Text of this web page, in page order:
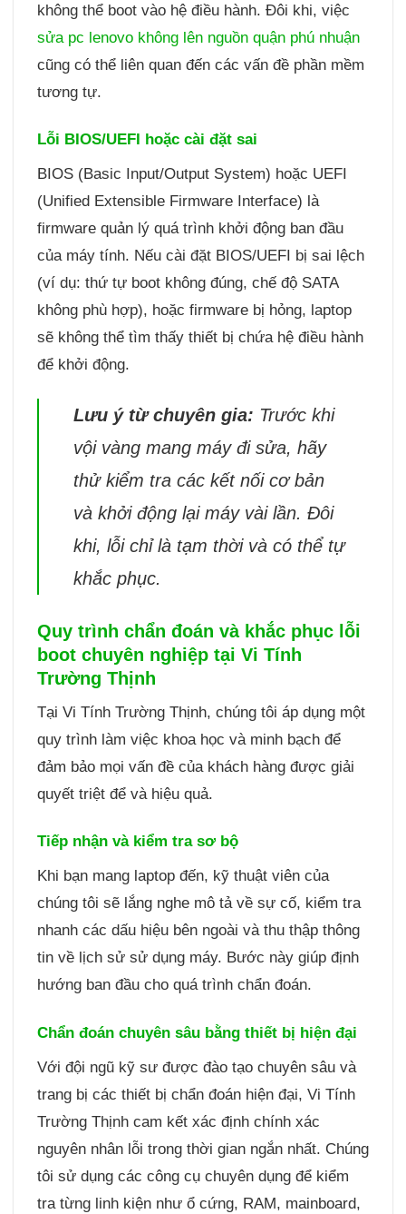
không thể boot vào hệ điều hành. Đôi khi, việc
sửa pc lenovo không lên nguồn quận phú nhuận
cũng có thể liên quan đến các vấn đề phần mềm
tương tự.
Lỗi BIOS/UEFI hoặc cài đặt sai
BIOS (Basic Input/Output System) hoặc UEFI
(Unified Extensible Firmware Interface) là
firmware quản lý quá trình khởi động ban đầu
của máy tính. Nếu cài đặt BIOS/UEFI bị sai lệch
(ví dụ: thứ tự boot không đúng, chế độ SATA
không phù hợp), hoặc firmware bị hỏng, laptop
sẽ không thể tìm thấy thiết bị chứa hệ điều hành
để khởi động.
Lưu ý từ chuyên gia: Trước khi
vội vàng mang máy đi sửa, hãy
thử kiểm tra các kết nối cơ bản
và khởi động lại máy vài lần. Đôi
khi, lỗi chỉ là tạm thời và có thể tự
khắc phục.
Quy trình chẩn đoán và khắc phục lỗi
boot chuyên nghiệp tại Vi Tính
Trường Thịnh
Tại Vi Tính Trường Thịnh, chúng tôi áp dụng một
quy trình làm việc khoa học và minh bạch để
đảm bảo mọi vấn đề của khách hàng được giải
quyết triệt để và hiệu quả.
Tiếp nhận và kiểm tra sơ bộ
Khi bạn mang laptop đến, kỹ thuật viên của
chúng tôi sẽ lắng nghe mô tả về sự cố, kiểm tra
nhanh các dấu hiệu bên ngoài và thu thập thông
tin về lịch sử sử dụng máy. Bước này giúp định
hướng ban đầu cho quá trình chẩn đoán.
Chẩn đoán chuyên sâu bằng thiết bị hiện đại
Với đội ngũ kỹ sư được đào tạo chuyên sâu và
trang bị các thiết bị chẩn đoán hiện đại, Vi Tính
Trường Thịnh cam kết xác định chính xác
nguyên nhân lỗi trong thời gian ngắn nhất. Chúng
tôi sử dụng các công cụ chuyên dụng để kiểm
tra từng linh kiện như ổ cứng, RAM, mainboard,